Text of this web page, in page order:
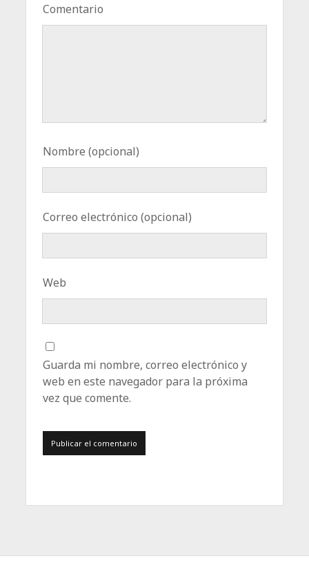
Comentario
Nombre (opcional)
Correo electrónico (opcional)
Web
Guarda mi nombre, correo electrónico y
web en este navegador para la próxima
vez que comente.